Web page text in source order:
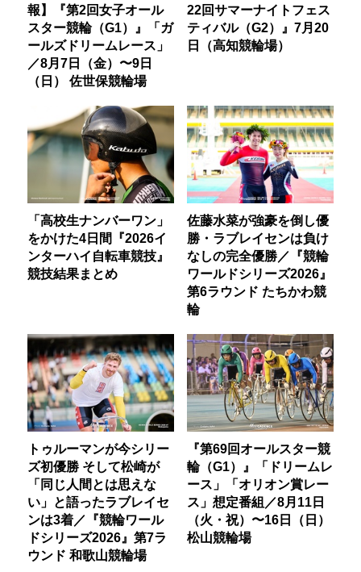
報】『第2回女子オール
スター競輪（G1）』「ガ
ールズドリームレース」
／8月7日（金）〜9日
（日） 佐世保競輪場
22回サマーナイトフェス
ティバル（G2）』7月20
日（高知競輪場）
「高校生ナンバーワン」
をかけた4日間『2026イ
ンターハイ自転車競技』
競技結果まとめ
佐藤水菜が強豪を倒し優
勝・ラブレイセンは負け
なしの完全優勝／『競輪
ワールドシリーズ2026』
第6ラウンド たちかわ競
輪
トゥルーマンが今シリー
ズ初優勝 そして松崎が
「同じ人間とは思えな
い」と語ったラブレイセ
ンは3着／『競輪ワール
ドシリーズ2026』第7ラ
ウンド 和歌山競輪場
『第69回オールスター競
輪（G1）』「ドリームレ
ース」「オリオン賞レー
ス」想定番組／8月11日
（火・祝）〜16日（日）
松山競輪場